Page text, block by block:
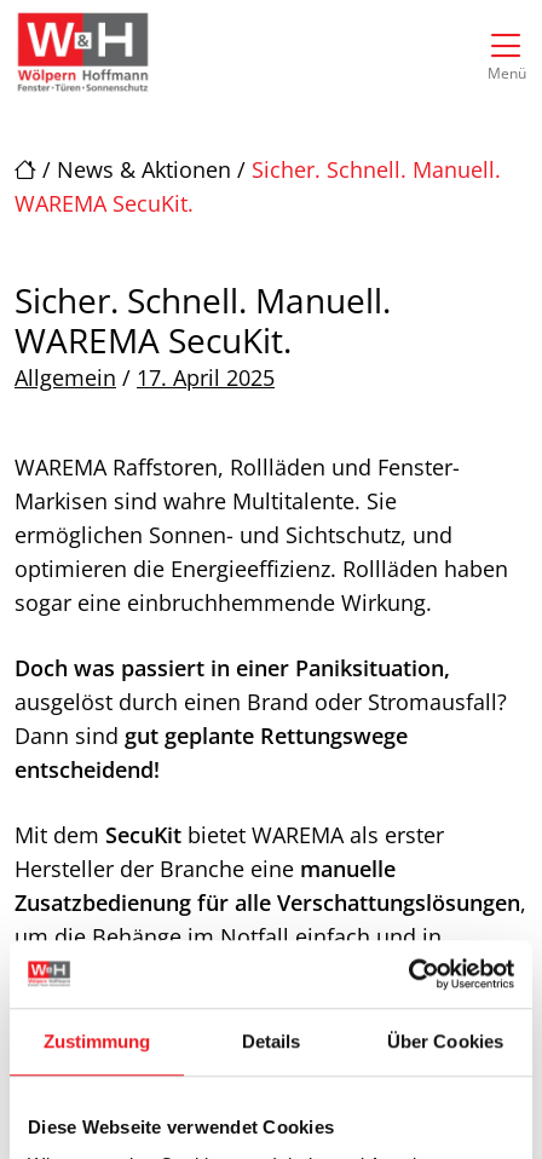
Zustimmung Details Über Cookies
Diese Webseite verwendet Cookies
zur Top-Navigation
zur Hauptnavigation
Inhalt springen
zum Footer
Hauptnavigation
Menü
/ News & Aktionen / Sicher. Schnell. Manuell.
WAREMA SecuKit.
Sicher. Schnell. Manuell.
WAREMA SecuKit.
Allgemein / Posted on
17. April 2025
WAREMA Raffstoren, Rollläden und Fenster-
Markisen sind wahre Multitalente. Sie
ermöglichen Sonnen- und Sichtschutz, und
optimieren die Energieeffizienz. Rollläden haben
sogar eine einbruchhemmende Wirkung.
Doch was passiert in einer Paniksituation,
ausgelöst durch einen Brand oder Stromausfall?
Dann sind gut geplante Rettungswege
entscheidend!
Mit dem SecuKit bietet WAREMA als erster
Hersteller der Branche eine manuelle
Zusatzbedienung für alle Verschattungslösungen,
um die Behänge im Notfall einfach und in
wenigen Sekunden zu öffnen.
DasSecuKit für Raffstorenwird durch einfaches
Anheben der Endschiene nachoben geschoben
und rastet auf einer vordefinierten Höhe ein. Von
und integriert sich optimal in die Architektur.